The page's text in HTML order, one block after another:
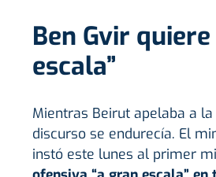
Ben Gvir
escala”
Mientras Beirut apelaba a
discurso se endurecía. El
instó este lunes al primer